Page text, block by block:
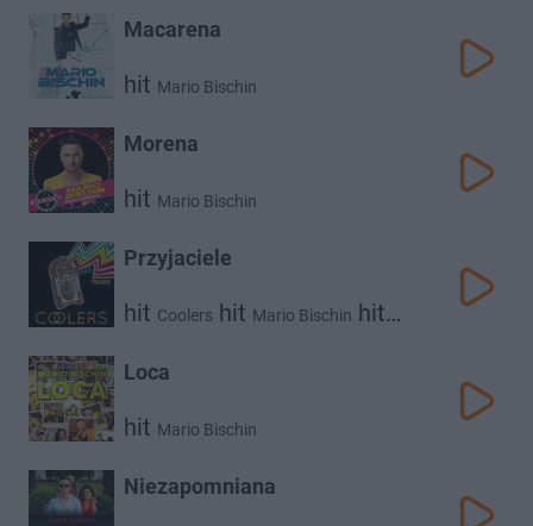
Macarena
hit Mario Bischin
Morena
hit Mario Bischin
Przyjaciele
hit Coolers hit Mario Bischin hit
Loca
hit Mario Bischin
Niezapomniana